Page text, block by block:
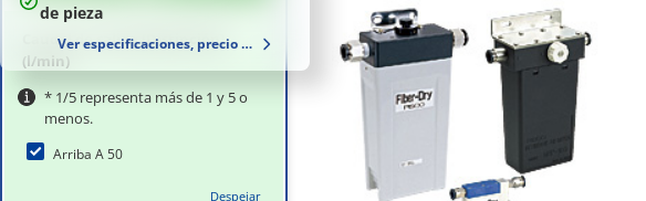
de pieza
Ver especificaciones, precio y plazo de entrega
Caudal de salida [Distinción]
(l/min)
* 1/5 representa más de 1 y 5 o
menos.
Arriba A 50
Despejar